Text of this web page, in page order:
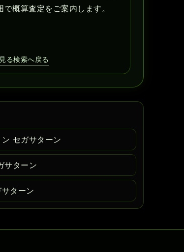
概算査定をご案内します。
る検索へ戻る
セガサターン
サターン
ターン